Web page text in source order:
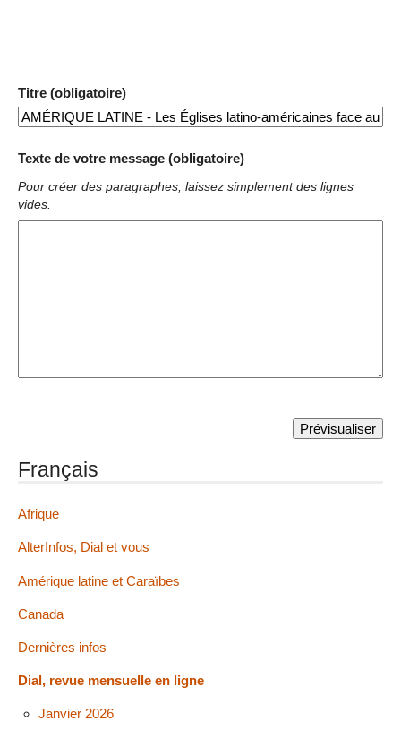
Titre (obligatoire)
Texte de votre message (obligatoire)
Pour créer des paragraphes, laissez simplement des lignes
vides.
Français
Afrique
AlterInfos, Dial et vous
Amérique latine et Caraïbes
Canada
Dernières infos
Dial, revue mensuelle en ligne
Janvier 2026